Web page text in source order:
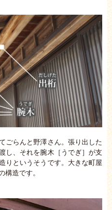
ごらんと野澤さん。張り出した
し、それを腕木［うでぎ］が支
りというそうです。大きな町屋
構造です。